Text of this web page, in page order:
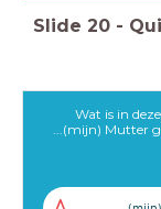
Slide 20 -
Wat is in
...(mijn) Mutter